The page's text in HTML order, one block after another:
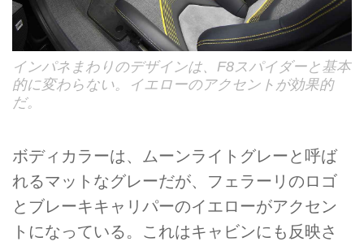
インパネまわりのデザインは、F8スパイダーと基本
的に変わらない。イエローのアクセントが効果的
だ。
ボディカラーは、ムーンライトグレーと呼ば
れるマットなグレーだが、フェラーリのロゴ
とブレーキキャリパーのイエローがアクセン
トになっている。これはキャビンにも反映さ